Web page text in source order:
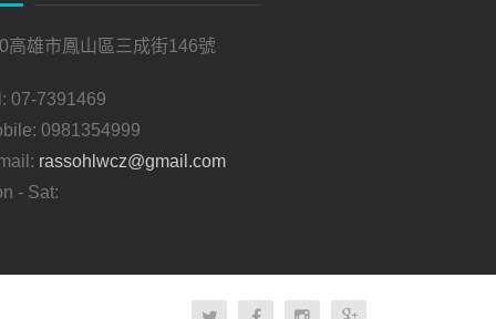
高雄市鳳山區三成街146號
07-7391469
0981354999
rassohlwcz@gmail.com
- Sat: